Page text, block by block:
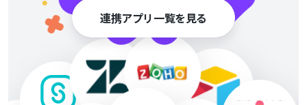
連携アプリ一覧を見る